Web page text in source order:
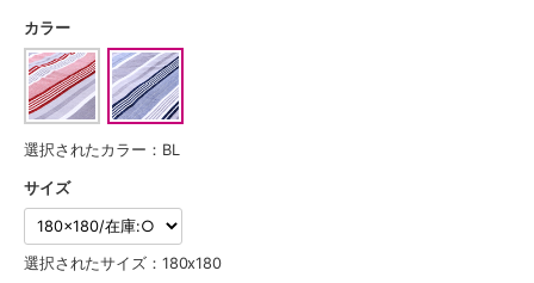
カラー
選択されたカラー：BL
サイズ
選択されたサイズ：180x180